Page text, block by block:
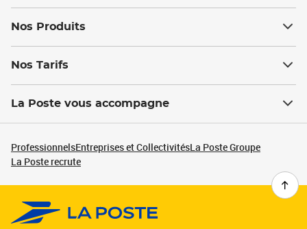
Nos Produits
Nos Tarifs
La Poste vous accompagne
ProfessionnelsEntreprises et CollectivitésLa Poste Groupe
La Poste recrute